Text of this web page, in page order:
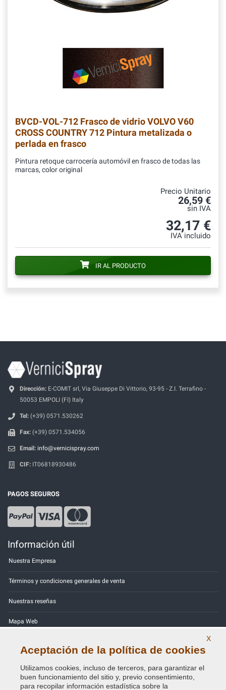
BVCD-VOL-712 Frasco de vidrio VOLVO V60
CROSS COUNTRY 712 Pintura metalizada o
perlada en frasco
Pintura retoque carrocería automóvil en frasco de todas las
marcas, color original
Precio Unitario
26,59 €
sin IVA
32,17 €
IVA incluido
IR AL PRODUCTO
Dirección: E-COMIT srl, Via Giuseppe Di Vittorio, 93-95 - Z.I. Terrafino -
50053 EMPOLI (FI) Italy
Tel: (+39) 0571.530262
Fax: (+39) 0571.534056
Email: info@vernicispray.com
CIF: IT06818930486
PAGOS SEGUROS
Información útil
Nuestra Empresa
Términos y condiciones generales de venta
Nuestras reseñas
Mapa Web
Política de Privacidad - RGPD
X
Aceptación de la política de cookies
Utilizamos cookies, incluso de terceros, para garantizar el
buen funcionamiento del sitio y, previo consentimiento,
para recopilar información estadística sobre la